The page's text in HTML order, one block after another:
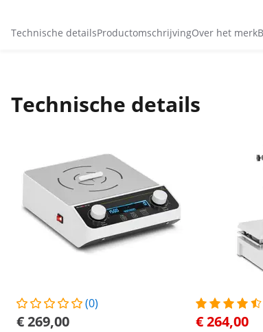
Technische detailsProductomschrijvingOver het merk
Technische details
(0)
€ 269,00 € 264,00